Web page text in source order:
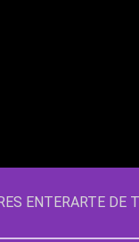
ENTERARTE DE